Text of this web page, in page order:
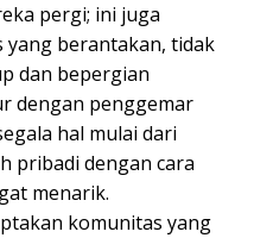
pergi; ini juga
berantakan, tidak
dan bepergian
dengan penggemar
hal mulai dari
pribadi dengan cara
menarik.
komunitas yang